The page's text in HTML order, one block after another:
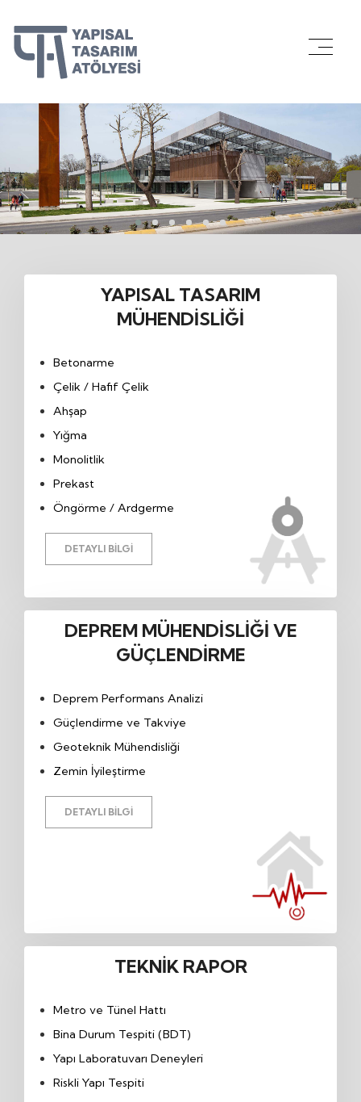
YAPISAL TASARIM
MÜHENDISLIĞI
Betonarme
Çelik / Hafif Çelik
Ahşap
Yığma
Monolitlik
Prekast
Öngörme / Ardgerme
DETAYLI BILGI
DEPREM MÜHENDISLIĞI VE
GÜÇLENDIRME
Deprem Performans Analizi
Güçlendirme ve Takviye
Geoteknik Mühendisliği
Zemin İyileştirme
DETAYLI BILGI
TEKNIK RAPOR
Metro ve Tünel Hattı
Bina Durum Tespiti (BDT)
Yapı Laboratuvarı Deneyleri
Riskli Yapı Tespiti